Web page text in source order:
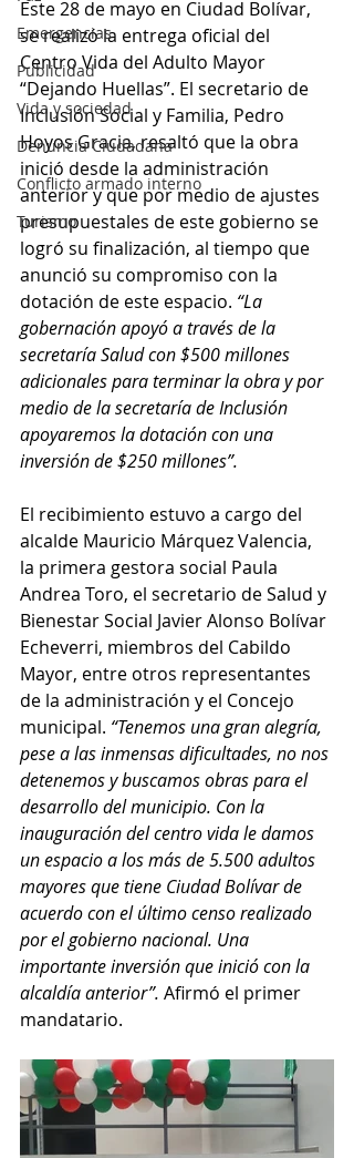
Emergencias
Publicidad
Vida y sociedad
Denuncia Ciudadana
Conflicto armado interno
Turismo
Este 28 de mayo en Ciudad Bolívar,
se realizó la entrega oficial del
Centro Vida del Adulto Mayor
“Dejando Huellas”. El secretario de
Inclusión Social y Familia, Pedro
Hoyos Gracia, resaltó que la obra
inició desde la administración
anterior y que por medio de ajustes
presupuestales de este gobierno se
logró su finalización, al tiempo que
anunció su compromiso con la
dotación de este espacio. “La
gobernación apoyó a través de la
secretaría Salud con $500 millones
adicionales para terminar la obra y por
medio de la secretaría de Inclusión
apoyaremos la dotación con una
inversión de $250 millones”.
El recibimiento estuvo a cargo del
alcalde Mauricio Márquez Valencia,
la primera gestora social Paula
Andrea Toro, el secretario de Salud y
Bienestar Social Javier Alonso Bolívar
Echeverri, miembros del Cabildo
Mayor, entre otros representantes
de la administración y el Concejo
municipal. “Tenemos una gran alegría,
pese a las inmensas dificultades, no nos
detenemos y buscamos obras para el
desarrollo del municipio. Con la
inauguración del centro vida le damos
un espacio a los más de 5.500 adultos
mayores que tiene Ciudad Bolívar de
acuerdo con el último censo realizado
por el gobierno nacional. Una
importante inversión que inició con la
alcaldía anterior”. Afirmó el primer
mandatario.